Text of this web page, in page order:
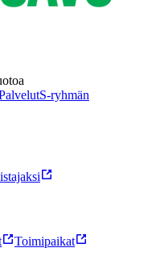
S-ryhmän
Toimipaikat